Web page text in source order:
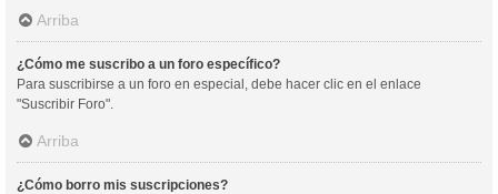
Arriba
¿Cómo me suscribo a un foro específico?
Para suscribirse a un foro en especial, debe hacer clic en el enlace
"Suscribir Foro".
Arriba
¿Cómo borro mis suscripciones?